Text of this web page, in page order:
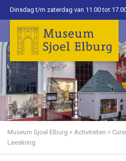
Dinsdag t/m zaterdag van 11.00 tot
Museum Sjoel Elburg > Activiteiten >
Leeskring